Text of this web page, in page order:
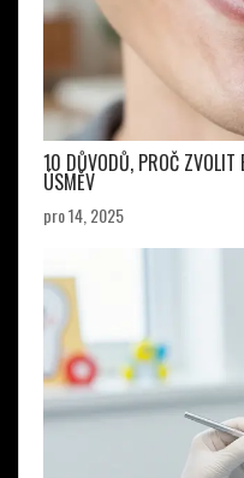
10 DŮVODŮ, PROČ ZVOLIT
ÚSMĚV
pro 14, 2025